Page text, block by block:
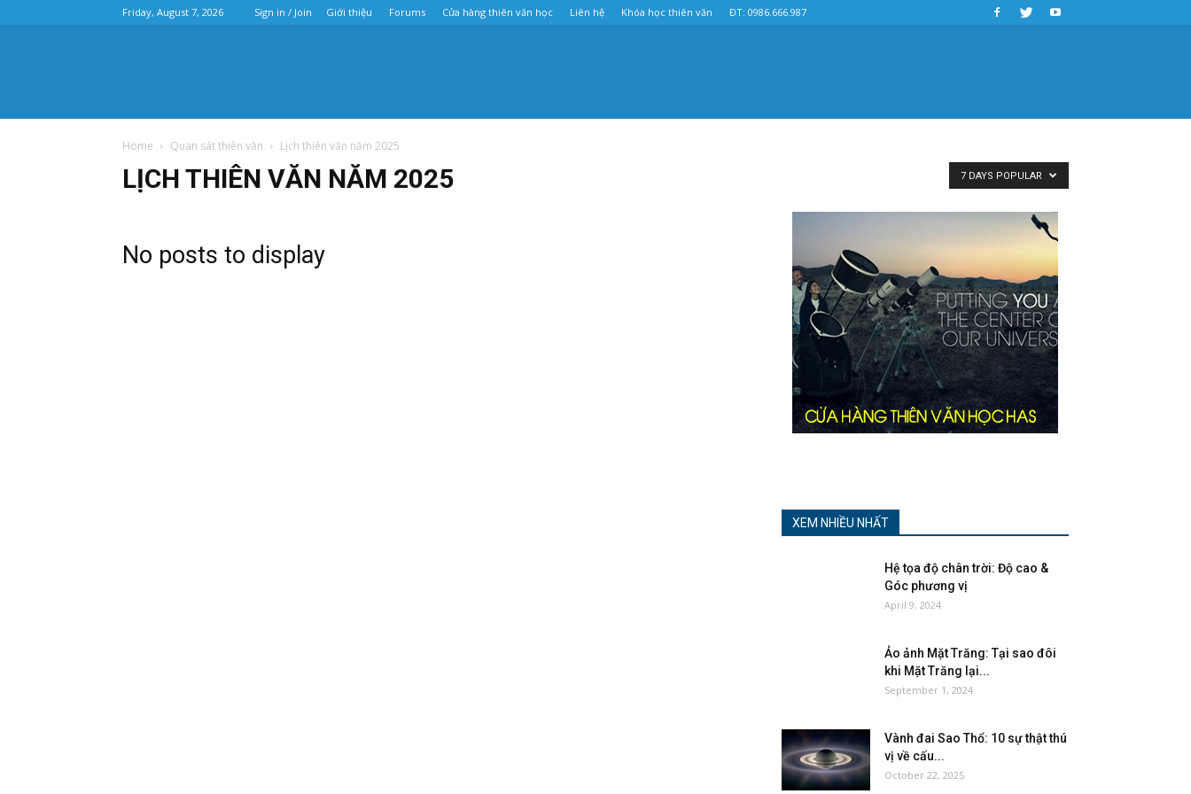
Friday, August 7, 2026 Sign in / Join Giới thiệu Forums Cửa hàng thiên văn học Liên hệ Khóa học thiên văn ĐT: 0986.666.987
Home Quan sát thiên văn Lịch thiên văn năm 2025
LỊCH THIÊN VĂN NĂM 2025 7 DAYS POPULAR
No posts to display
XEM NHIỀU NHẤT
Hệ tọa độ chân trời: Độ cao &
Góc phương vị
April 9, 2024
Ảo ảnh Mặt Trăng: Tại sao đôi
khi Mặt Trăng lại...
September 1, 2024
Vành đai Sao Thổ: 10 sự thật thú
vị về cấu...
October 22, 2025